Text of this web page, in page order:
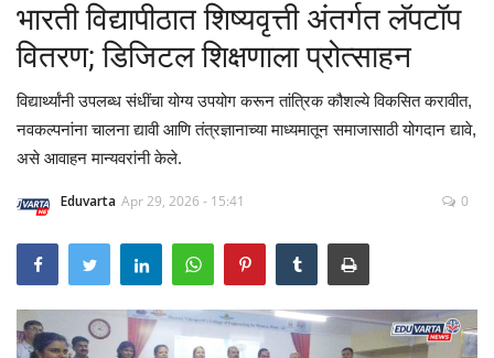
गॅलरी
Language
भारती विद्यापीठात शिष्यवृत्ती अंतर्गत लॅपटॉप
वितरण; डिजिटल शिक्षणाला प्रोत्साहन
विद्यार्थ्यांनी उपलब्ध संधींचा योग्य उपयोग करून तांत्रिक कौशल्ये विकसित करावीत,
नवकल्पनांना चालना द्यावी आणि तंत्रज्ञानाच्या माध्यमातून समाजासाठी योगदान द्यावे,
असे आवाहन मान्यवरांनी केले.
Eduvarta Apr 29, 2026 - 15:41 0